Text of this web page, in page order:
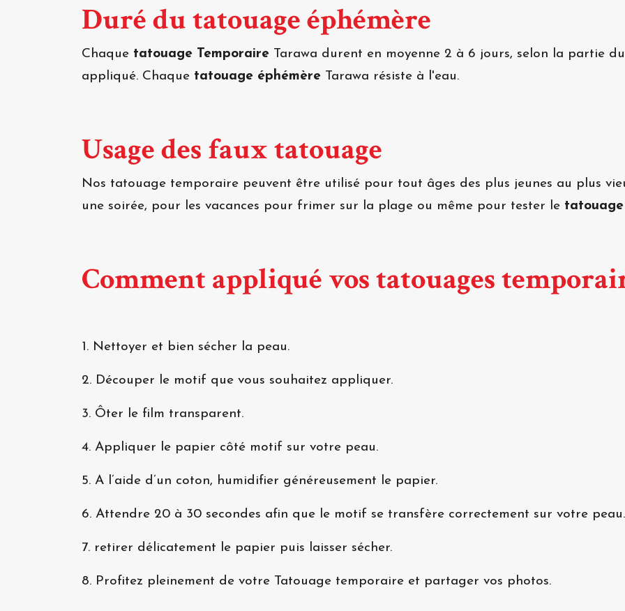
Duré du tatouage éphémère
Chaque tatouage Temporaire Tarawa durent en moyenne 2 à 6 jours, selon la partie
appliqué. Chaque tatouage éphémère Tarawa résiste à l'eau.
Usage des faux tatouage
Nos tatouage temporaire peuvent être utilisé pour tout âges des plus jeunes au plus
une soirée, pour les vacances pour frimer sur la plage ou même pour tester le tatouage
Comment appliqué vos tatouages
1. Nettoyer et bien sécher la peau.
2. Découper le motif que vous souhaitez appliquer.
3. Ôter le film transparent.
4. Appliquer le papier côté motif sur votre peau.
5. A l’aide d’un coton, humidifier généreusement le papier.
6. Attendre 20 à 30 secondes afin que le motif se transfère correctement sur votre
7. retirer délicatement le papier puis laisser sécher.
8. Profitez pleinement de votre Tatouage temporaire et partager vos photos.